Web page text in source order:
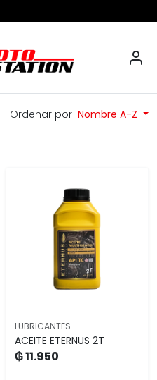
Ordenar por Nombre A-Z
LUBRICANTES
ACEITE ETERNUS 2T
₲ 11.950